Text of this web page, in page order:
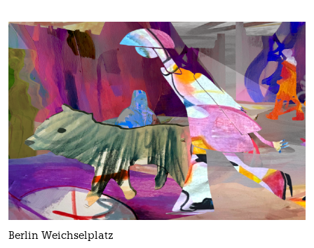
Berlin Weichselplatz